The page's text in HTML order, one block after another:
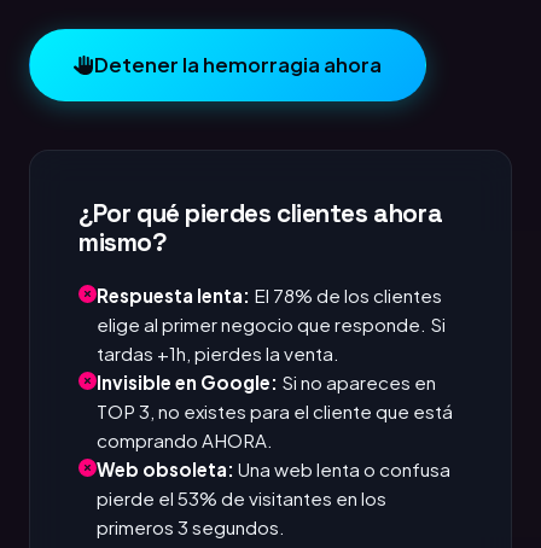
Detener la hemorragia ahora
¿Por qué pierdes clientes ahora
mismo?
Respuesta lenta: El 78% de los clientes
elige al primer negocio que responde. Si
tardas +1h, pierdes la venta.
Invisible en Google: Si no apareces en
TOP 3, no existes para el cliente que está
comprando AHORA.
Web obsoleta: Una web lenta o confusa
pierde el 53% de visitantes en los
primeros 3 segundos.